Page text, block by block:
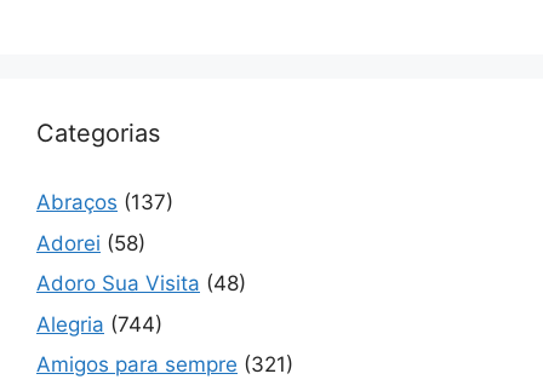
Categorias
Abraços (137)
Adorei (58)
Adoro Sua Visita (48)
Alegria (744)
Amigos para sempre (321)